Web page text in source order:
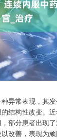
异常表现，其
结构性改变。
部分患者出现
改善，表现为顽